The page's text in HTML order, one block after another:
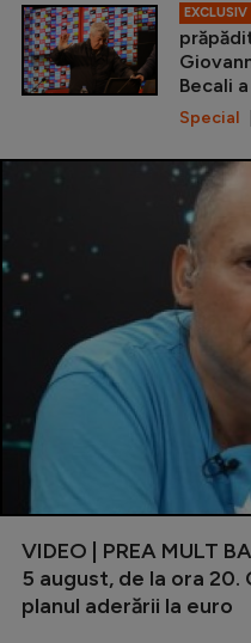
EXCLUSIV
Becali
Special
VIDEO | PREA MULT
5 august, de la ora 20.
planul aderării la euro